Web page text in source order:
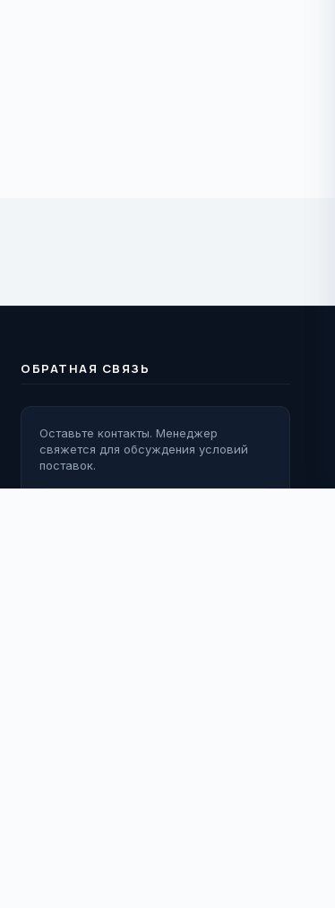
ОБРАТНАЯ СВЯЗЬ
Оставьте контакты. Менеджер
свяжется для обсуждения условий
поставок.